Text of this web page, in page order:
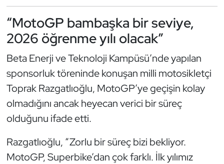
“MotoGP bambaşka bir seviye,
2026 öğrenme yılı olacak”
Beta Enerji ve Teknoloji Kampüsü’nde yapılan
sponsorluk töreninde konuşan milli motosikletçi
Toprak Razgatlıoğlu, MotoGP’ye geçişin kolay
olmadığını ancak heyecan verici bir süreç
olduğunu ifade etti.
Razgatlıoğlu, “Zorlu bir süreç bizi bekliyor.
MotoGP, Superbike’dan çok farklı. İlk yılımız
Golf
Güreş
Halter
Hava Sporları
İşitme Engelli Sporcular